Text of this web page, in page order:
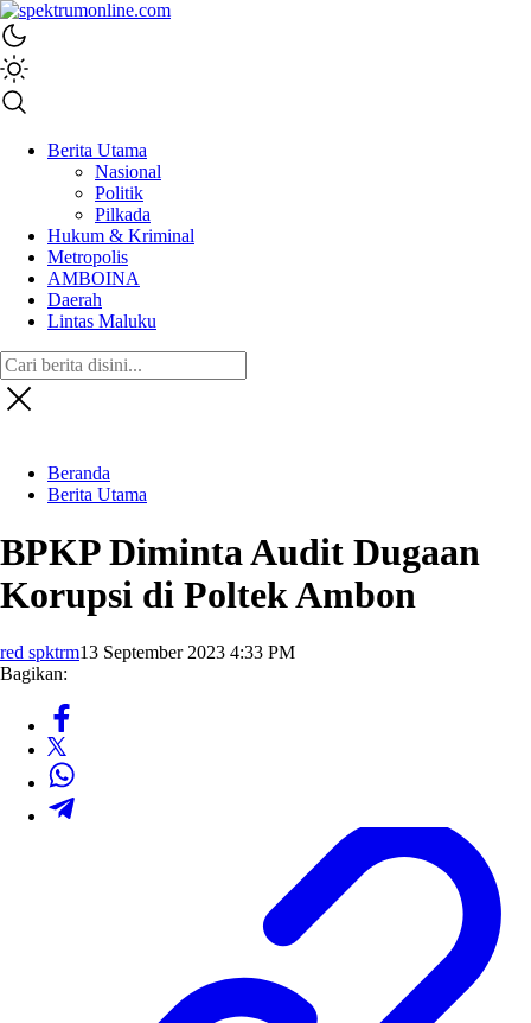
spektrumonline.com
Berita Utama
Nasional
Politik
Pilkada
Hukum & Kriminal
Metropolis
AMBOINA
Daerah
Lintas Maluku
Beranda
Berita Utama
BPKP Diminta Audit Dugaan
Korupsi di Poltek Ambon
red spktrm13 September 2023 4:33 PM
Bagikan: